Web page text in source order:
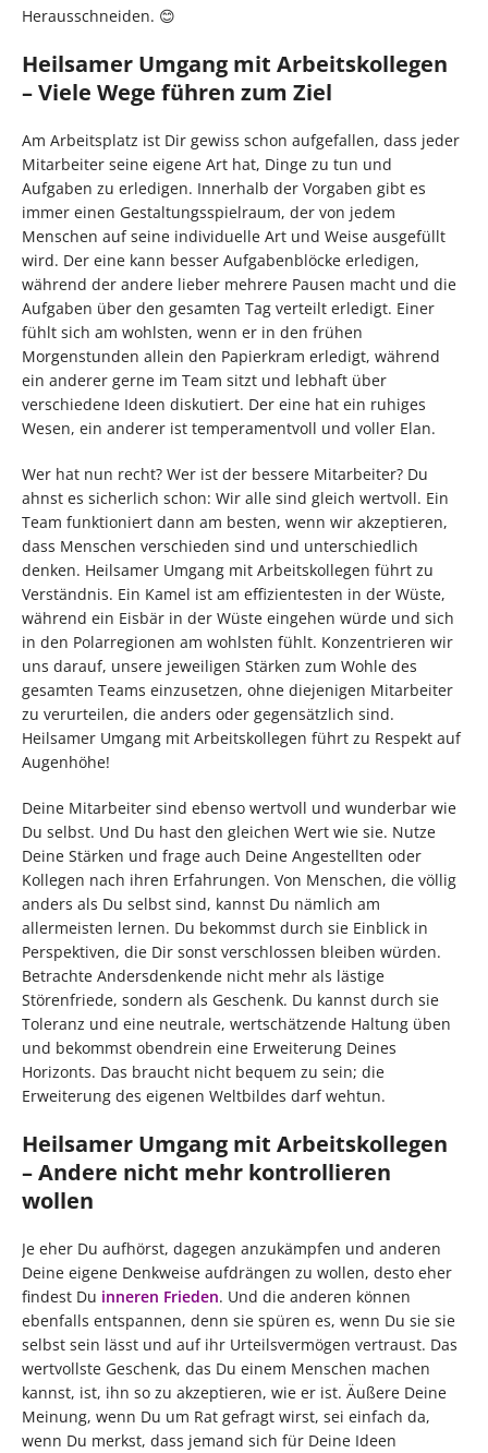
Herausschneiden. 😊
Heilsamer Umgang mit Arbeitskollegen
– Viele Wege führen zum Ziel
Am Arbeitsplatz ist Dir gewiss schon aufgefallen, dass jeder
Mitarbeiter seine eigene Art hat, Dinge zu tun und
Aufgaben zu erledigen. Innerhalb der Vorgaben gibt es
immer einen Gestaltungsspielraum, der von jedem
Menschen auf seine individuelle Art und Weise ausgefüllt
wird. Der eine kann besser Aufgabenblöcke erledigen,
während der andere lieber mehrere Pausen macht und die
Aufgaben über den gesamten Tag verteilt erledigt. Einer
fühlt sich am wohlsten, wenn er in den frühen
Morgenstunden allein den Papierkram erledigt, während
ein anderer gerne im Team sitzt und lebhaft über
verschiedene Ideen diskutiert. Der eine hat ein ruhiges
Wesen, ein anderer ist temperamentvoll und voller Elan.
Wer hat nun recht? Wer ist der bessere Mitarbeiter? Du
ahnst es sicherlich schon: Wir alle sind gleich wertvoll. Ein
Team funktioniert dann am besten, wenn wir akzeptieren,
dass Menschen verschieden sind und unterschiedlich
denken. Heilsamer Umgang mit Arbeitskollegen führt zu
Verständnis. Ein Kamel ist am effizientesten in der Wüste,
während ein Eisbär in der Wüste eingehen würde und sich
in den Polarregionen am wohlsten fühlt. Konzentrieren wir
uns darauf, unsere jeweiligen Stärken zum Wohle des
gesamten Teams einzusetzen, ohne diejenigen Mitarbeiter
zu verurteilen, die anders oder gegensätzlich sind.
Heilsamer Umgang mit Arbeitskollegen führt zu Respekt auf
Augenhöhe!
Deine Mitarbeiter sind ebenso wertvoll und wunderbar wie
Du selbst. Und Du hast den gleichen Wert wie sie. Nutze
Deine Stärken und frage auch Deine Angestellten oder
Kollegen nach ihren Erfahrungen. Von Menschen, die völlig
anders als Du selbst sind, kannst Du nämlich am
allermeisten lernen. Du bekommst durch sie Einblick in
Perspektiven, die Dir sonst verschlossen bleiben würden.
Betrachte Andersdenkende nicht mehr als lästige
Störenfriede, sondern als Geschenk. Du kannst durch sie
Toleranz und eine neutrale, wertschätzende Haltung üben
und bekommst obendrein eine Erweiterung Deines
Horizonts. Das braucht nicht bequem zu sein; die
Erweiterung des eigenen Weltbildes darf wehtun.
Heilsamer Umgang mit Arbeitskollegen
– Andere nicht mehr kontrollieren
wollen
Je eher Du aufhörst, dagegen anzukämpfen und anderen
Deine eigene Denkweise aufdrängen zu wollen, desto eher
findest Du inneren Frieden. Und die anderen können
ebenfalls entspannen, denn sie spüren es, wenn Du sie sie
selbst sein lässt und auf ihr Urteilsvermögen vertraust. Das
wertvollste Geschenk, das Du einem Menschen machen
kannst, ist, ihn so zu akzeptieren, wie er ist. Äußere Deine
Meinung, wenn Du um Rat gefragt wirst, sei einfach da,
wenn Du merkst, dass jemand sich für Deine Ideen